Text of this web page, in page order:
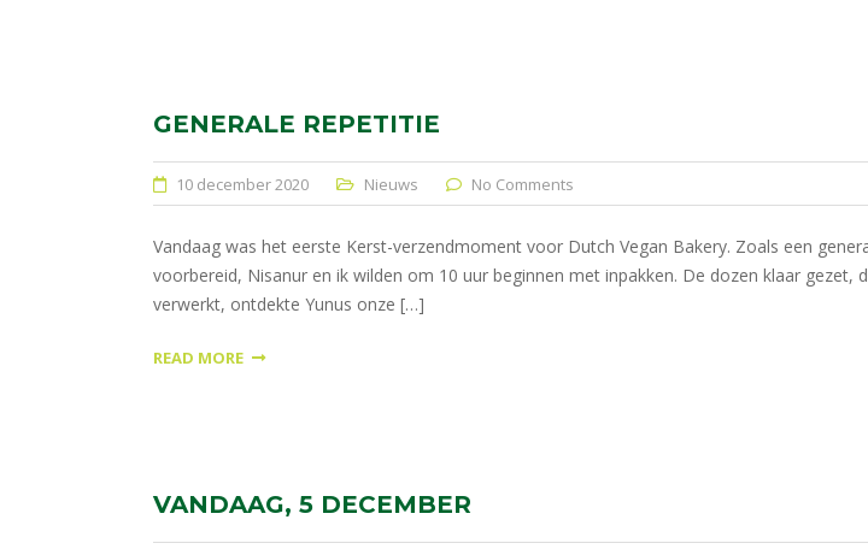
GENERALE REPETITIE
10 december 2020 Nieuws No Comments
Vandaag was het eerste Kerst-verzendmoment voor Dutch Vegan Bakery. Zoals een
voorbereid, Nisanur en ik wilden om 10 uur beginnen met inpakken. De dozen klaar
verwerkt, ontdekte Yunus onze […]
READ MORE
VANDAAG, 5 DECEMBER